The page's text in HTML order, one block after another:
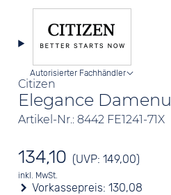
Citizen
Elegance
Artikel-Nr.: 8442 FE1241-71X
Autorisierter Fachhändler
134,10 (UVP: 149,00)
inkl. MwSt.
Vorkassepreis:130,08